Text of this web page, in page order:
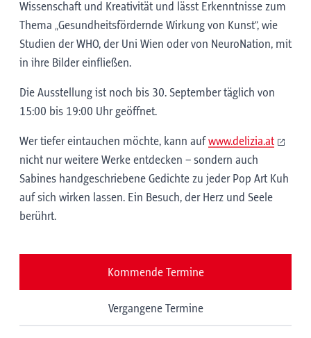
Wissenschaft und Kreativität und lässt Erkenntnisse zum
Thema „Gesundheitsfördernde Wirkung von Kunst“, wie
Studien der WHO, der Uni Wien oder von NeuroNation, mit
in ihre Bilder einfließen.
Die Ausstellung ist noch bis 30. September täglich von
15:00 bis 19:00 Uhr geöffnet.
Wer tiefer eintauchen möchte, kann aufwww.delizia.at
nicht nur weitere Werke entdecken – sondern auch
Sabines handgeschriebene Gedichte zu jeder Pop Art Kuh
auf sich wirken lassen. Ein Besuch, der Herz und Seele
berührt.
Kommende Termine
Vergangene Termine